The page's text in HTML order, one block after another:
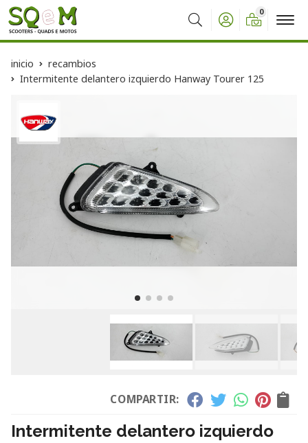
Buscar
0
inicio
recambios
Intermitente delantero izquierdo Hanway Tourer 125
COMPARTIR:
Intermitente delantero izquierdo